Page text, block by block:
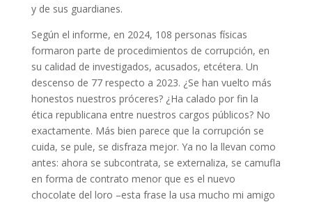
y de sus guardianes.
Según el informe, en 2024, 108 personas físicas
formaron parte de procedimientos de corrupción, en
su calidad de investigados, acusados, etcétera. Un
descenso de 77 respecto a 2023. ¿Se han vuelto más
honestos nuestros próceres? ¿Ha calado por fin la
ética republicana entre nuestros cargos públicos? No
exactamente. Más bien parece que la corrupción se
cuida, se pule, se disfraza mejor. Ya no la llevan como
antes: ahora se subcontrata, se externaliza, se camufla
en forma de contrato menor que es el nuevo
chocolate del loro –esta frase la usa mucho mi amigo